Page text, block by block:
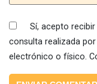
Sí, acepto
consulta realizada
electrónico o físico.